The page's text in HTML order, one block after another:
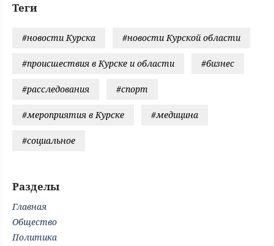
Теги
#новости Курска #новости Курской области
#происшествия в Курске и области #бизнес
#расследования #спорт
#мероприятия в Курске #медицина
#социальное
Разделы
Главная
Общество
Политика